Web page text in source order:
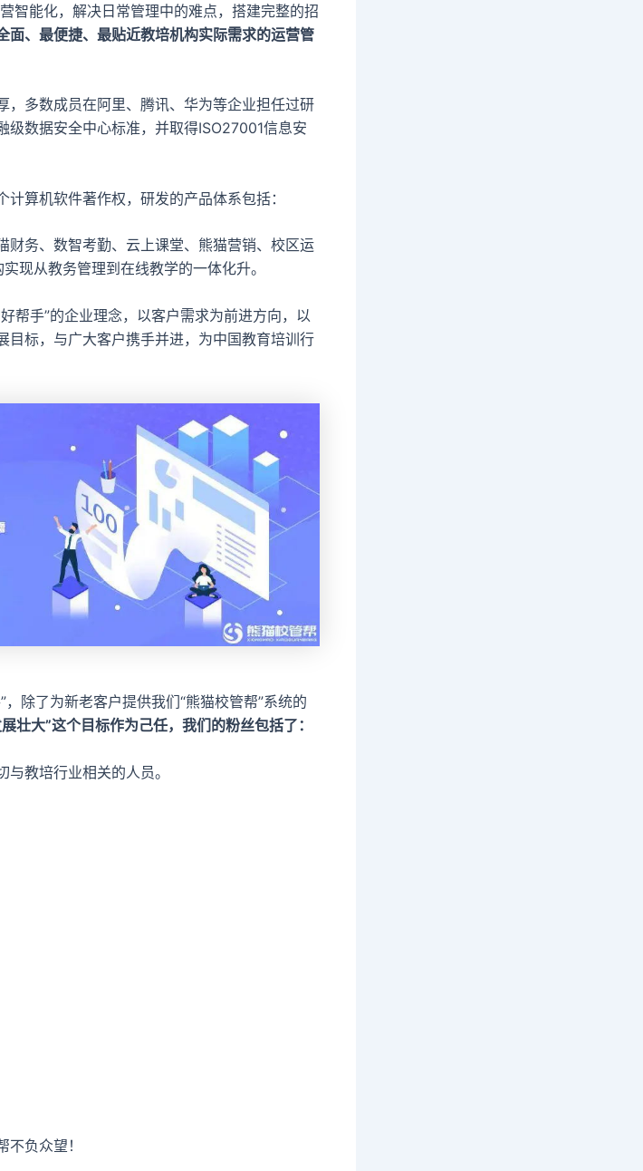
智能化，解决日常管理中的难点，搭建完整的招
面、最便捷、最贴近教培机构实际需求的运营管
，多数成员在阿里、腾讯、华为等企业担任过研
级数据安全中心标准，并取得ISO27001信息安
算机软件著作权，研发的产品体系包括：
财务、数智考勤、云上课堂、熊猫营销、校区运
现从教务管理到在线教学的一体化升。
帮手”的企业理念，以客户需求为前进方向，以
目标，与广大客户携手并进，为中国教育培训行
除了为新老客户提供我们“熊猫校管帮”系统的
壮大”这个目标作为己任，我们的粉丝包括了：
教培行业相关的人员。
负众望！